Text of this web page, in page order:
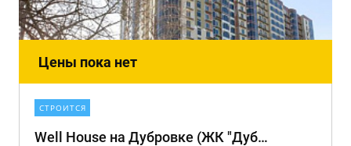
Цены пока нет
СТРОИТСЯ
Well House на Дубровке (ЖК "Дубровская слобода")